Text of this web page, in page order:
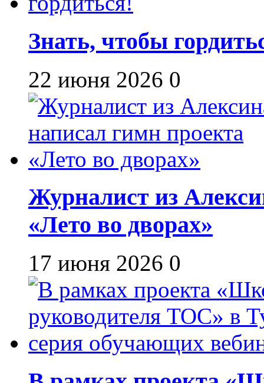
Знать, чтобы
22 июня 2026 0
Журналист из
«Лето во дворах»
17 июня 2026 0